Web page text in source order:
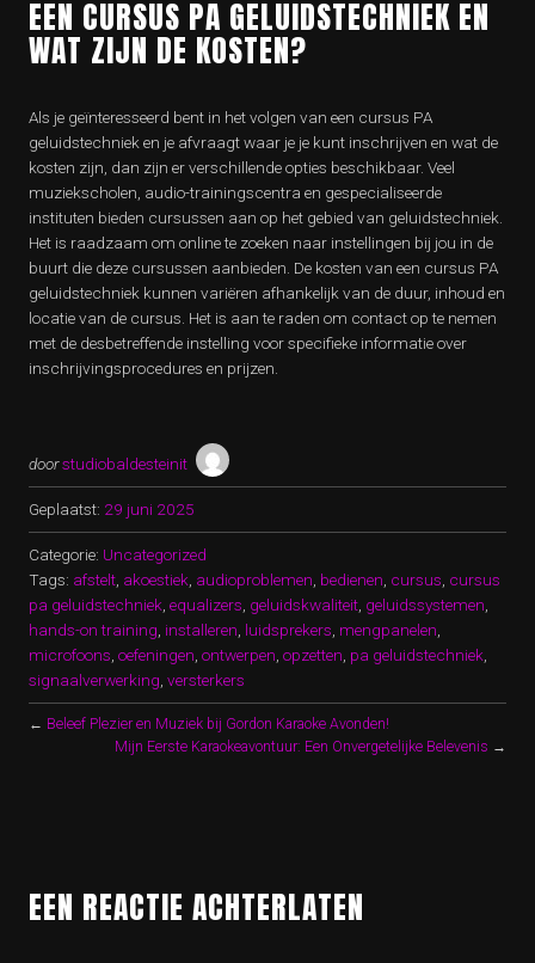
EEN CURSUS PA GELUIDSTECHNIEK EN
WAT ZIJN DE KOSTEN?
Als je geïnteresseerd bent in het volgen van een cursus PA
geluidstechniek en je afvraagt waar je je kunt inschrijven en wat de
kosten zijn, dan zijn er verschillende opties beschikbaar. Veel
muziekscholen, audio-trainingscentra en gespecialiseerde
instituten bieden cursussen aan op het gebied van geluidstechniek.
Het is raadzaam om online te zoeken naar instellingen bij jou in de
buurt die deze cursussen aanbieden. De kosten van een cursus PA
geluidstechniek kunnen variëren afhankelijk van de duur, inhoud en
locatie van de cursus. Het is aan te raden om contact op te nemen
met de desbetreffende instelling voor specifieke informatie over
inschrijvingsprocedures en prijzen.
doorstudiobaldesteinit
Geplaatst: 29 juni 2025
Categorie: Uncategorized
Tags: afstelt akoestiek audioproblemen bedienen cursus cursus
pa geluidstechniek equalizers geluidskwaliteit geluidssystemen
hands-on training installeren luidsprekers mengpanelen
microfoons oefeningen ontwerpen opzetten pa geluidstechniek
signaalverwerking versterkers
← Beleef Plezier en Muziek bij Gordon Karaoke Avonden!
Mijn Eerste Karaokeavontuur: Een Onvergetelijke Belevenis →
EEN REACTIE ACHTERLATEN